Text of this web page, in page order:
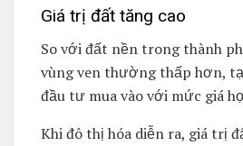
Giá trị đất tăng cao
So với đất nền trong thành
vùng ven thường thấp hơn,
đầu tư mua vào với mức giá
Khi đô thị hóa diễn ra, giá trị